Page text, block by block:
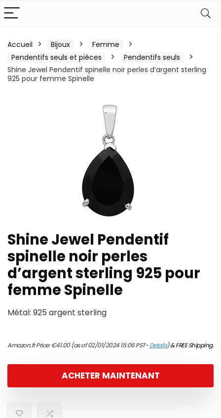
Accueil Bijoux
Femme
Pendentifs seuls et pièces
Pendentifs seuls
Shine Jewel Pendentif spinelle noir perles d’argent sterling
925 pour femme Spinelle
Shine Jewel Pendentif
spinelle noir perles
d’argent sterling 925 pour
femme Spinelle
Métal: 925 argent sterling
Amazon.fr Price:€41.00(as of 02/01/2024 15:06 PST-Details)&FREE Shipping.
ACHETER MAINTENANT